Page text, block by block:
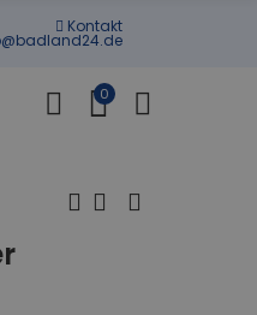
Kontakt
0